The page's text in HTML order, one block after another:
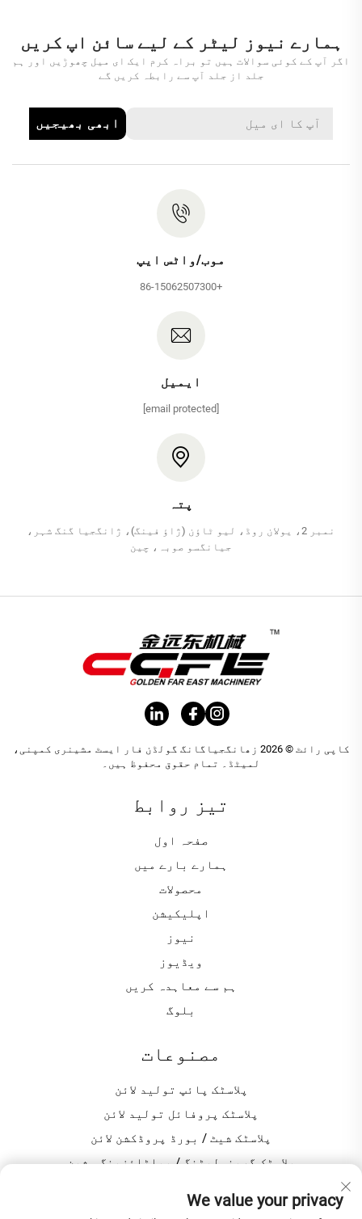
ہمارے نیوز لیٹر کے لیے سائن اپ کریں
اگر آپ کے کوئی سوالات ہیں تو براہ کرم ایک ای میل چھوڑیں اور ہم
جلد از جلد آپ سے رابطہ کریں گے
ابھی بھیجیں
موب/واٹس ایپ
+86-15062507300
ایمیل
پتہ
نمبر 2، یولان روڈ، لیو ٹاؤن (ژاؤ فینگ)، ژانگجیا گنگ شہر،
جیانگسو صوبہ، چین
کاپی رائٹ © 2026 زھانگجیاگانگ گولڈن فار ایسٹ مشینری کمپنی،
لمیٹڈ۔ تمام حقوق محفوظ ہیں۔
تیز روابط
صفحہ اول
ہمارے بارے میں
محصولات
اپلیکیشن
نیوز
ویڈیوز
ہم سے معاہدہ کریں
بلوگ
مصنوعات
پلاسٹک پائپ تولید لائن
پلاسٹک پروفائل تولید لائن
پلاسٹک شیٹ / بورڈ پروڈکشن لائن
پلاسٹک گرینولیٹنگ / پیلٹائزینگ مشین
We value your privacy